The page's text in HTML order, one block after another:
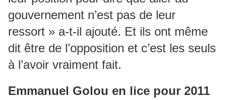
gouvernement n’est pas de leur
ressort » a-t-il ajouté. Et ils ont même
dit être de l’opposition et c’est les seuls
à l’avoir vraiment fait.
Emmanuel Golou en lice pour 2011